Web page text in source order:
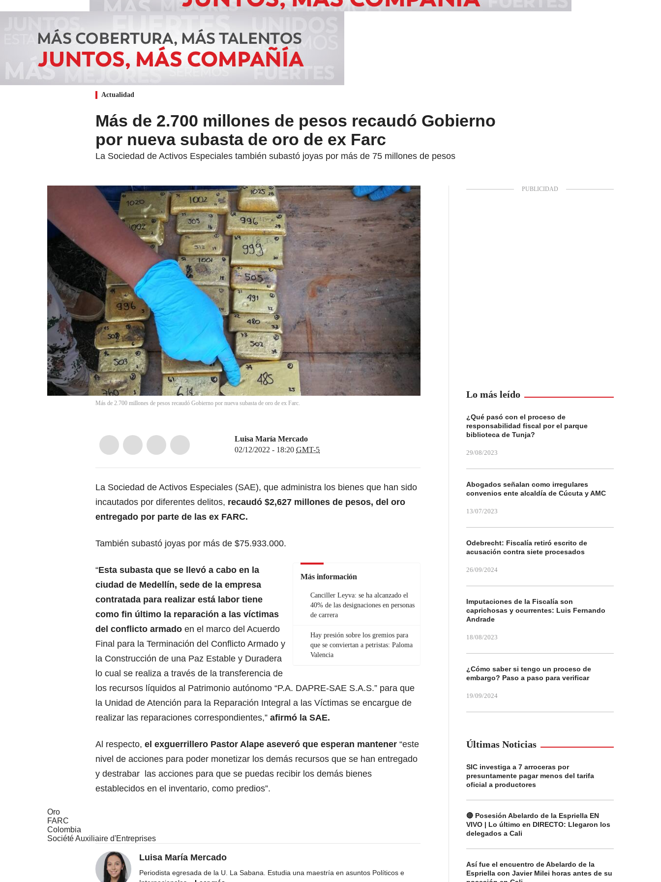
Actualidad
Más de 2.700 millones de pesos recaudó Gobierno
por nueva subasta de oro de ex Farc
La Sociedad de Activos Especiales también subastó joyas por más de 75 millones de pesos
Más de 2.700 millones de pesos recaudó Gobierno por nueva subasta de oro de ex Farc.
Luisa María Mercado
02/12/2022 - 18:20 GMT-5
La Sociedad de Activos Especiales (SAE), que administra los bienes que han sido
incautados por diferentes delitos, recaudó $2,627 millones de pesos, del oro
entregado por parte de las ex FARC.
También subastó joyas por más de $75.933.000.
Más información
Canciller Leyva: se ha alcanzado el
40% de las designaciones en personas
de carrera
Hay presión sobre los gremios para
que se conviertan a petristas: Paloma
Valencia
“Esta subasta que se llevó a cabo en la
ciudad de Medellín, sede de la empresa
contratada para realizar está labor tiene
como fin último la reparación a las víctimas
del conflicto armado en el marco del Acuerdo
Final para la Terminación del Conflicto Armado y
la Construcción de una Paz Estable y Duradera
lo cual se realiza a través de la transferencia de
los recursos líquidos al Patrimonio autónomo “P.A. DAPRE-SAE S.A.S.” para que
la Unidad de Atención para la Reparación Integral a las Víctimas se encargue de
realizar las reparaciones correspondientes,” afirmó la SAE.
Al respecto, el exguerrillero Pastor Alape aseveró que esperan mantener “este
nivel de acciones para poder monetizar los demás recursos que se han entregado
y destrabar las acciones para que se puedas recibir los demás bienes
establecidos en el inventario, como predios”.
Oro
FARC
Colombia
Société Auxiliaire d'Entreprises
Luisa María Mercado
Periodista egresada de la U. La Sabana. Estudia una maestría en asuntos Políticos e
Lo más leído
¿Qué pasó con el proceso de
responsabilidad fiscal por el parque
biblioteca de Tunja?
29/08/2023
Abogados señalan como irregulares
convenios ente alcaldía de Cúcuta y AMC
13/07/2023
Odebrecht: Fiscalía retiró escrito de
acusación contra siete procesados
26/09/2024
Imputaciones de la Fiscalía son
caprichosas y ocurrentes: Luis Fernando
Andrade
18/08/2023
¿Cómo saber si tengo un proceso de
embargo? Paso a paso para verificar
19/09/2024
Últimas Noticias
SIC investiga a 7 arroceras por
presuntamente pagar menos del tarifa
oficial a productores
🔴 Posesión Abelardo de la Espriella EN
VIVO | Lo último en DIRECTO: Llegaron los
delegados a Cali
Así fue el encuentro de Abelardo de la
Espriella con Javier Milei horas antes de su